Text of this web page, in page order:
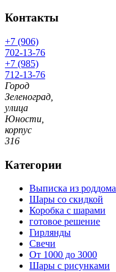
Контакты
+7 (906)
702-13-76
+7 (985)
712-13-76
Город
Зеленоград,
улица
Юности,
корпус
316
Категории
Выписка из роддома
Шары со скидкой
Коробка с шарами
готовое решение
Гирлянды
Свечи
От 1000 до 3000
Шары с рисунками